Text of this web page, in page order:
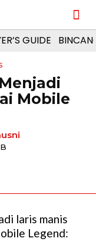
GUIDE
Mobile
laris manis
Legend: